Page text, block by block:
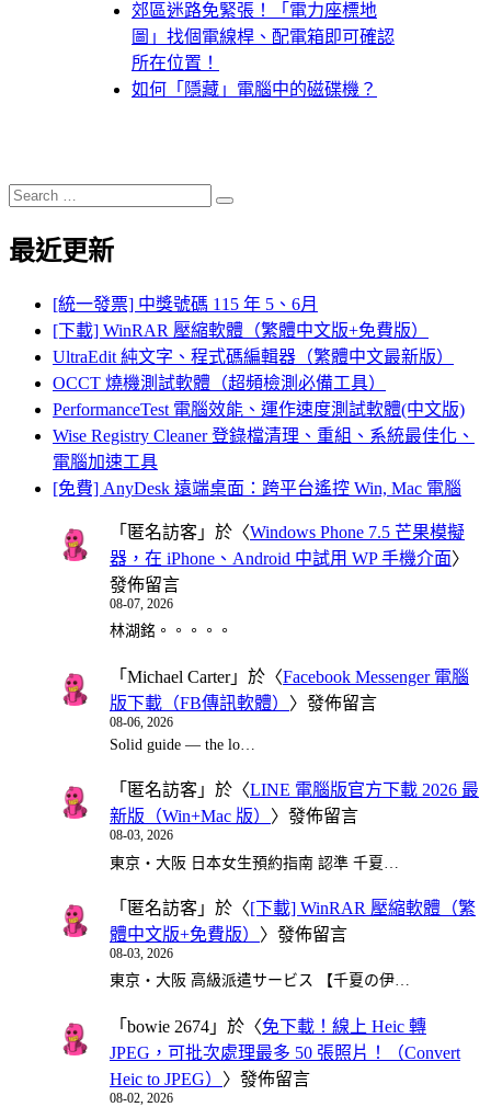
郊區迷路免緊張！「電力座標地
圖」找個電線桿、配電箱即可確認
所在位置！
如何「隱藏」電腦中的磁碟機？
Search
for:
Search
最近更新
[統一發票] 中獎號碼 115 年 5、6月
[下載] WinRAR 壓縮軟體（繁體中文版+免費版）
UltraEdit 純文字、程式碼編輯器（繁體中文最新版）
OCCT 燒機測試軟體（超頻檢測必備工具）
PerformanceTest 電腦效能、運作速度測試軟體(中文版)
Wise Registry Cleaner 登錄檔清理、重組、系統最佳化、
電腦加速工具
[免費] AnyDesk 遠端桌面：跨平台遙控 Win, Mac 電腦
「 匿名訪客 」於〈Windows Phone 7.5 芒果模擬
器，在 iPhone、Android 中試用 WP 手機介面〉
發佈留言
08-07, 2026
林湖銘。。。。。
「 Michael Carter」於〈Facebook Messenger 電腦
版下載（FB傳訊軟體） 〉發佈留言
08-06, 2026
Solid guide — the lo…
「 匿名訪客 」於〈LINE 電腦版官方下載 2026 最
新版（Win+Mac 版）
〉發佈留言
08-03, 2026
東京・大阪 日本女生預約指南 認準 千夏…
「 匿名訪客 」於〈[下載] WinRAR 壓縮軟體（繁
體中文版+免費版） 〉發佈留言
08-03, 2026
東京・大阪 高級派遣サービス 【千夏の伊…
「 bowie 2674 」於〈免下載！線上 Heic 轉
JPEG，可批次處理最多 50 張照片！（Convert
Heic to JPEG） 〉發佈留言
08-02, 2026